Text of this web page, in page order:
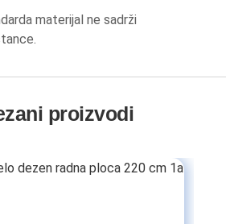
materijal ne sadrži
proizvodi